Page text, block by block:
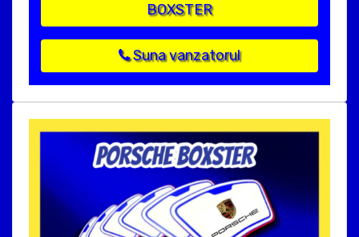
BOXSTER
Suna vanzatorul